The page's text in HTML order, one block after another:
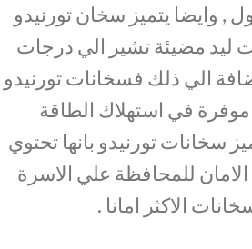
, وايضا يتميز سخان تورنيدو
ليد مضيئة تشير الي درجات
الي ذلك فسخانات تورنيدو
موفرة في استهلاك الطاقة
سخانات تورنيدو بانها تحتوي
للمحافظة علي الاسرة
الاكثر امانا .